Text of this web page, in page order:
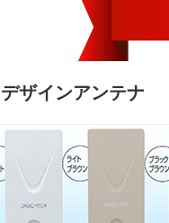
デザインアンテナ